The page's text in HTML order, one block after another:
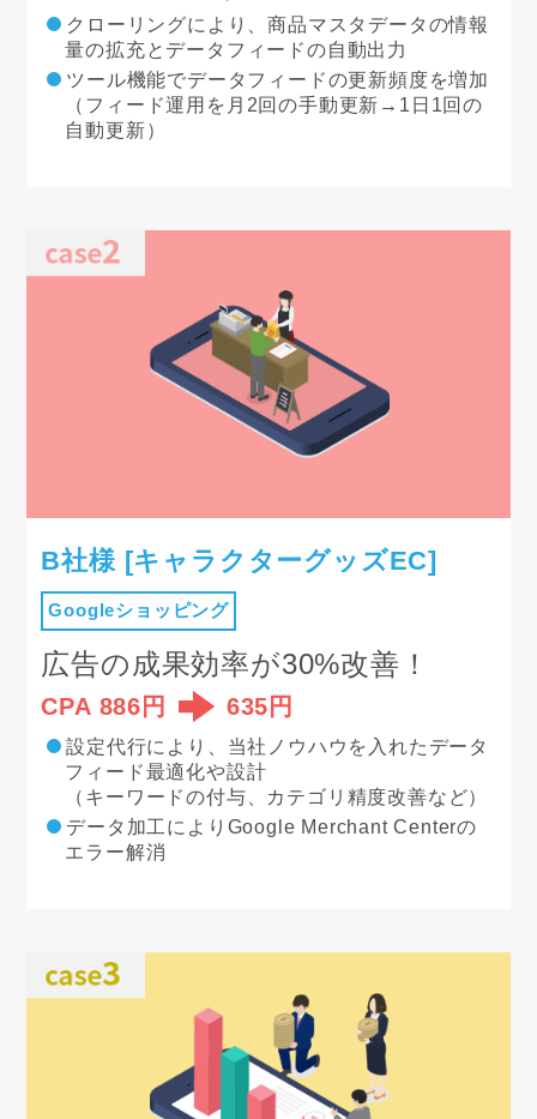
クローリングにより、商品マスタデータの情報
量の拡充とデータフィードの自動出力
ツール機能でデータフィードの更新頻度を増加
（フィード運用を月2回の手動更新→1日1回の
自動更新）
B社様 [キャラクターグッズEC]
Googleショッピング
広告の成果効率が30%改善！
CPA 886円 635円
設定代行により、当社ノウハウを入れたデータ
フィード最適化や設計
（キーワードの付与、カテゴリ精度改善など）
データ加工によりGoogle Merchant Centerの
エラー解消